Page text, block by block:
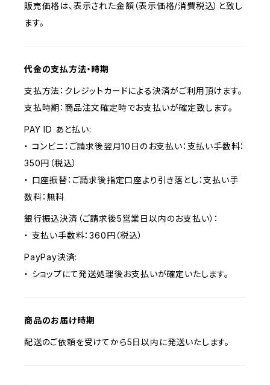
販売価格は、表示された金額（表示価格/消費税込）と致し
ます。
代金の支払方法・時期
支払方法：クレジットカードによる決済がご利用頂けます。
支払時期：商品注文確定時でお支払いが確定致します。
PAY ID あと払い:
・ コンビニ：ご請求後翌月10日のお支払い：支払い手数料：
350円（税込）
・ 口座振替：ご請求後指定口座より引き落とし：支払い手
数料：無料
銀行振込決済（ご請求後5営業日以内のお支払い）：
・ 支払い手数料：360円（税込）
PayPay決済:
・ ショップにて発送処理後お支払いが確定いたします。
商品のお届け時期
配送のご依頼を受けてから5日以内に発送いたします。